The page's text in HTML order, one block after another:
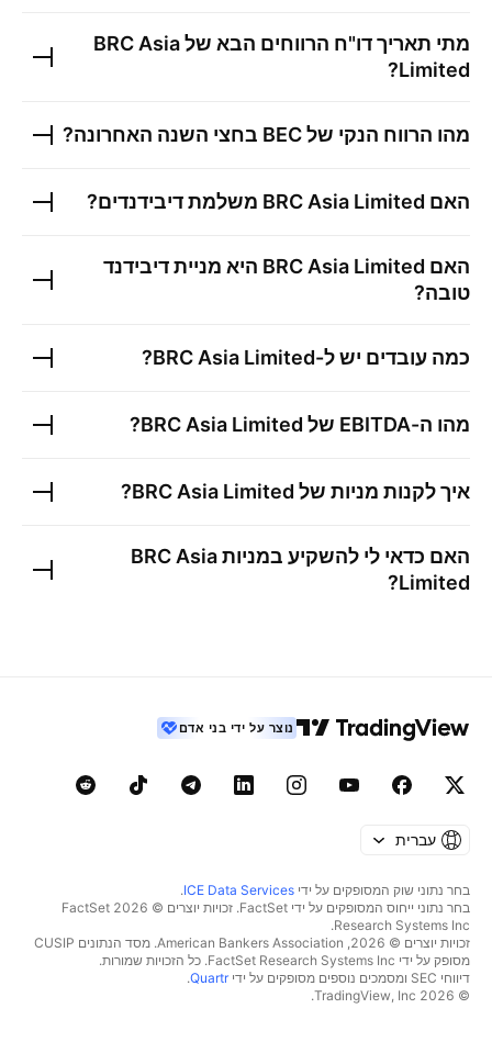
מתי תאריך דו"ח הרווחים הבא שלBRC Asia
Limited
?
מהו הרווח הנקי שלBEC בחצי השנה האחרונה?
האם BRC Asia Limited משלמת דיבידנדים?
האם BRC Asia Limited היא מניית דיבידנד
טובה?
כמה עובדים יש ל-BRC Asia Limited
?
מהו ה-EBITDA של BRC Asia Limited
?
איך לקנות מניות של BRC Asia Limited
?
האם כדאי לי להשקיע במניותBRC Asia
Limited
?
נוצר על ידי בני אדם
עברית
בחר נתוני שוק המסופקים על ידי ICE Data Services
.
בחר נתוני ייחוס המסופקים על ידי FactSet. זכויות יוצרים © 2026 ‏FactSet
Research Systems Inc.‏
זכויות יוצרים © 2026, ‏American Bankers Association. מסד הנתונים CUSIP
מסופק על ידי FactSet Research Systems Inc. כל הזכויות שמורות.
דיווחי SEC ומסמכים נוספים מסופקים על ידי
Quartr
.
© 2026 ‏TradingView, Inc.‏